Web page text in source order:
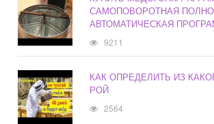
САМОПОВОРОТНАЯ
АВТОМАТИЧЕСКАЯ
9211
КАК ОПРЕДЕЛИТЬ ИЗ
РОЙ
2564